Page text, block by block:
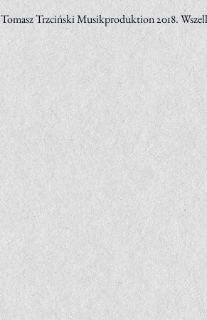
Tomasz Trzciński Musikproduktion 2018.